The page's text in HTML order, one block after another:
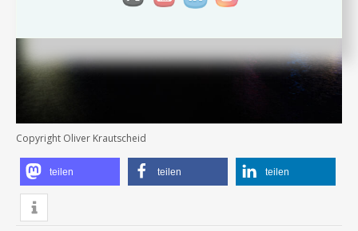
Copyright Oliver Krautscheid
teilen teilen teilen